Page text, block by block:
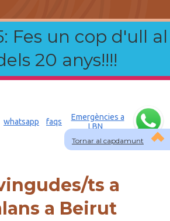
Fes un cop d'ull al
20 anys!!!!
Tornar al capdamunt
whatsapp faqs
Emergències a
LBN
ts a
a Beirut